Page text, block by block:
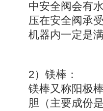
中安全阀会有
压在安全阀承
机器内一定是
2） 镁棒：
镁棒又称阳极
胆（主要成份